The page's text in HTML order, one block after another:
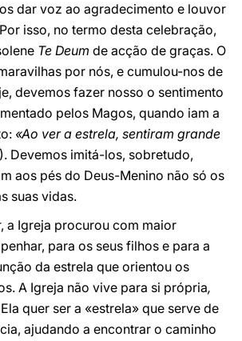
dar voz ao agradecimento e louvor
isso, no termo desta celebração,
Te Deum de acção de graças. O
por nós, e cumulou-nos de
devemos fazer nosso o sentimento
pelos Magos, quando iam a
«Ao ver a estrela, sentiram grande
Devemos imitá-los, sobretudo,
aos pés do Deus-Menino não só os
suas vidas.
a Igreja procurou com maior
para os seus filhos e para a
da estrela que orientou os
A Igreja não vive para si própria,
quer ser a «estrela» que serve de
ajudando a encontrar o caminho